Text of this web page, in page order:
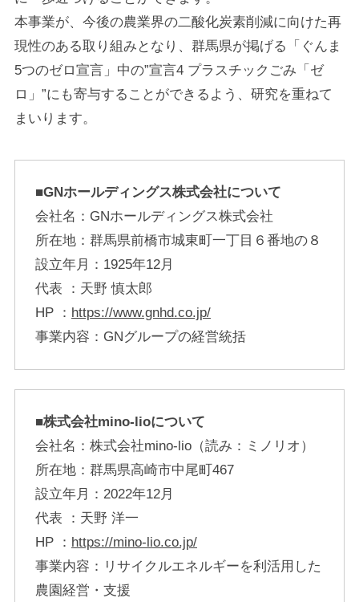
本事業が、今後の農業界の二酸化炭素削減に向けた再
現性のある取り組みとなり、群馬県が掲げる「ぐんま
5つのゼロ宣言」中の”宣言4 プラスチックごみ「ゼ
ロ」”にも寄与することができるよう、研究を重ねて
まいります。
■GNホールディングス株式会社について
会社名：GNホールディングス株式会社
所在地：群馬県前橋市城東町一丁目６番地の８
設立年月：1925年12月
代表 ：天野 慎太郎
HP ： https://www.gnhd.co.jp/
事業内容：GNグループの経営統括
■株式会社mino-lioについて
会社名：株式会社mino-lio（読み：ミノリオ）
所在地：群馬県高崎市中尾町467
設立年月：2022年12月
代表 ：天野 洋一
HP ： https://mino-lio.co.jp/
事業内容：リサイクルエネルギーを利活用した
農園経営・支援